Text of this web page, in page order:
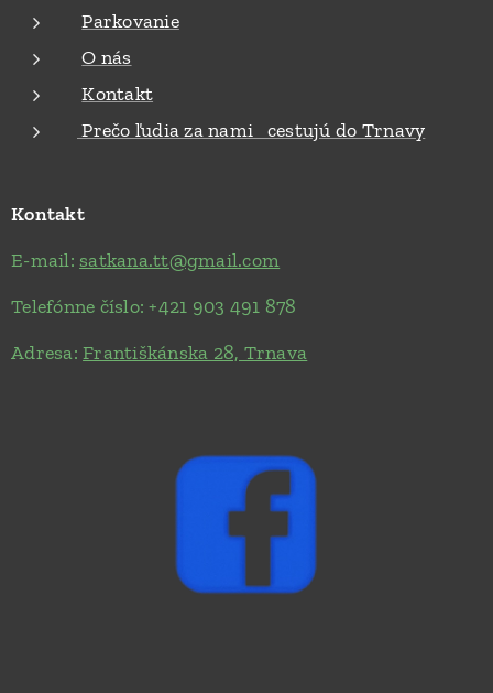
Parkovanie
O nás
Kontakt
Prečo ľudia za nami cestujú do Trnavy
Kontakt
E-mail: satkana.tt@gmail.com
Telefónne číslo: +421 903 491 878
Adresa:Františkánska 28, Trnava